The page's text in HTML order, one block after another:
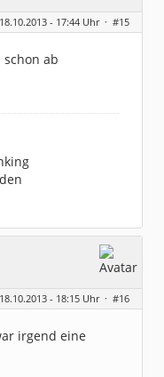
18.10.2013 - 17:44 Uhr · #15
schon ab
18.10.2013 - 18:15 Uhr · #16
irgend eine